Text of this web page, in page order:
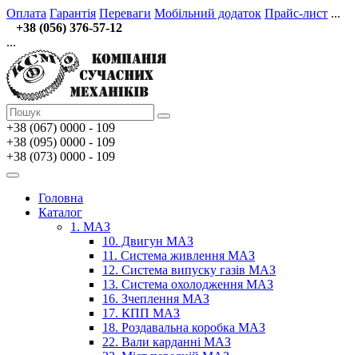
Оплата Гарантія Переваги Мобільний додаток Прайс-лист ...
+38 (056) 376-57-12
...
+38 (067) 0000 - 109
+38 (095) 0000 - 109
+38 (073) 0000 - 109
Головна
Каталог
1. МАЗ
10. Двигун МАЗ
11. Система живлення МАЗ
12. Система випуску газів МАЗ
13. Система охолодження МАЗ
16. Зчеплення МАЗ
17. КПП МАЗ
18. Роздавальна коробка МАЗ
22. Вали карданні МАЗ